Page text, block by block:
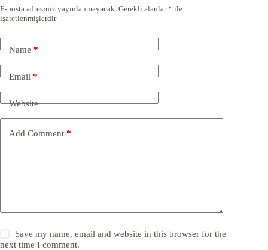
E-posta adresiniz yayınlanmayacak. Gerekli alanlar* ile
işaretlenmişlerdir
Name*
Email*
Website
Add Comment *
Save my name, email and website in this browser for the
next time I comment.